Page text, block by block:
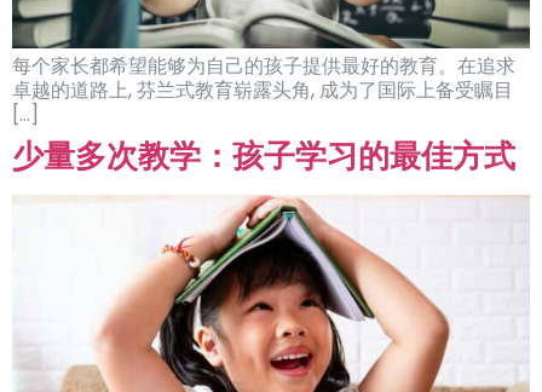
每个家长都希望能够为自己的孩子提供最好的教育。在追求
卓越的道路上, 芬兰式教育崭露头角, 成为了国际上备受瞩目
[…]
少量多次教学：孩子学习的最佳方式